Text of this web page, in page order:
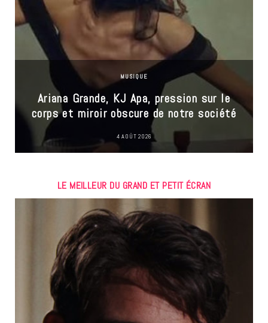
MUSIQUE
Ariana Grande, KJ Apa, pression sur le
corps et miroir obscure de notre société
4 AOÛT 2026
LE MEILLEUR DU GRAND ET PETIT ÉCRAN